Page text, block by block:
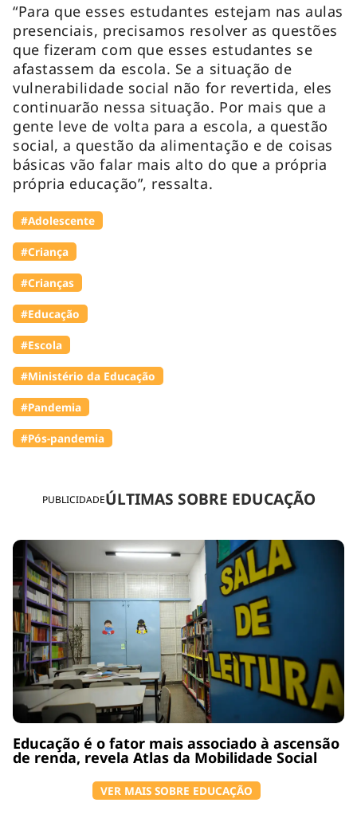
PUBLICIDADEÚLTIMAS SOBRE EDUCAÇÃO
Educação é o fator mais associado à ascensão
de renda, revela Atlas da Mobilidade Social
VER MAIS SOBRE EDUCAÇÃO
“Para que esses estudantes estejam nas aulas
presenciais, precisamos resolver as questões
que fizeram com que esses estudantes se
afastassem da escola. Se a situação de
vulnerabilidade social não for revertida, eles
continuarão nessa situação. Por mais que a
gente leve de volta para a escola, a questão
social, a questão da alimentação e de coisas
básicas vão falar mais alto do que a própria
própria educação”, ressalta.
#Adolescente
#Criança
#Crianças
#Educação
#Escola
#Ministério da Educação
#Pandemia
#Pós-pandemia